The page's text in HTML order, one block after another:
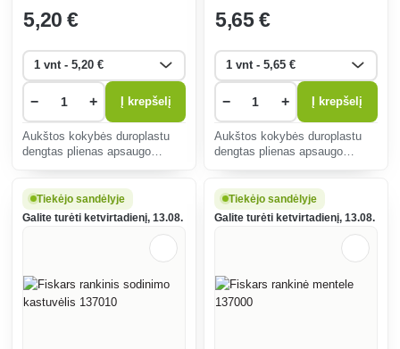
5,20 €
− + Į krepšelį
Aukštos kokybės duroplastu
dengtas plienas apsaugo
nešvarumams ir užtikrina
ypatingą tvirtumą.
5,65 €
− + Į krepšelį
Aukštos kokybės duroplastu
dengtas plienas apsaugo
nešvarumams ir užtikrina
ypatingą tvirtumą.
Tiekėjo sandėlyje
Galite turėti ketvirtadienį, 13.08.
Tiekėjo sandėlyje
Galite turėti ketvirtadienį, 13.08.